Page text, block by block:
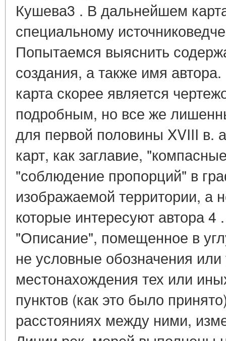
Кушева3 . В дальнейшем
специальному
Попытаемся выяснить
создания, а также имя
карта скорее является
подробным, но все же
для первой половины XVIII в.
карт, как заглавие,
"соблюдение пропорций" в
изображаемой территории, а
которые интересуют автора 4
"Описание", помещенное в
не условные обозначения или
местонахождения тех или
пунктов (как это было
расстояниях между ними,